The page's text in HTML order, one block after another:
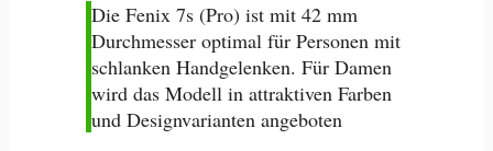
Die Fenix 7s (Pro) ist mit 42 mm
Durchmesser optimal für Personen mit
schlanken Handgelenken. Für Damen
wird das Modell in attraktiven Farben
und Designvarianten angeboten